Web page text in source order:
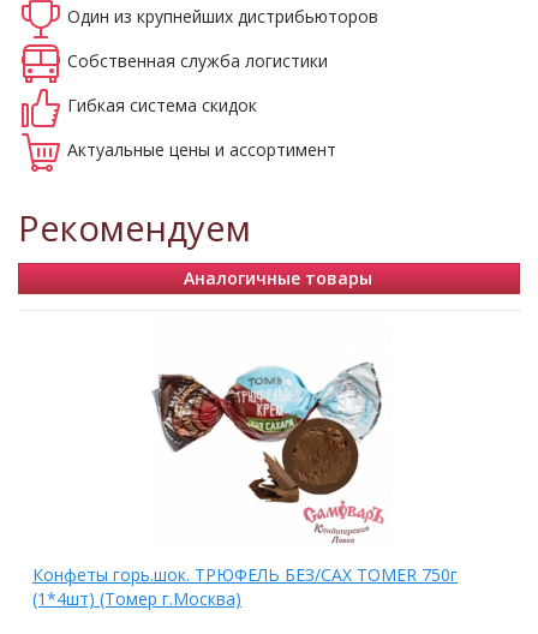
Один из крупнейших дистрибьюторов
Собственная служба логистики
Гибкая система скидок
Актуальные цены и ассортимент
Рекомендуем
Аналогичные товары
Конфеты горь.шок. ТРЮФЕЛЬ БЕЗ/САХ ТОМЕR 750г
(1*4шт) (Томер г.Москва)